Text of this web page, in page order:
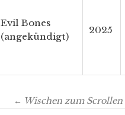
Evil Bones
(angekündigt)
2025
← Wischen zum Scrollen